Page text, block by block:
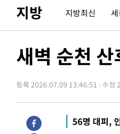
주 날씨]
-19456초 전 >
축구협회 "압수수
-17973초 전 >[속보]'압수수색·성
4분 전 >[속보]뉴욕증시 상승 마
-29301초 전 >선재도서 해루질 나
-26835초 전 >남자 농구, 나고야
-26211초 전 >
여수 오동도 해상
-22438초 전 >
극한폭염 한풀 꺾
지방 지방최신
새벽 순천
등록 2026.07.09 13:46:51 수정
56명 대피,